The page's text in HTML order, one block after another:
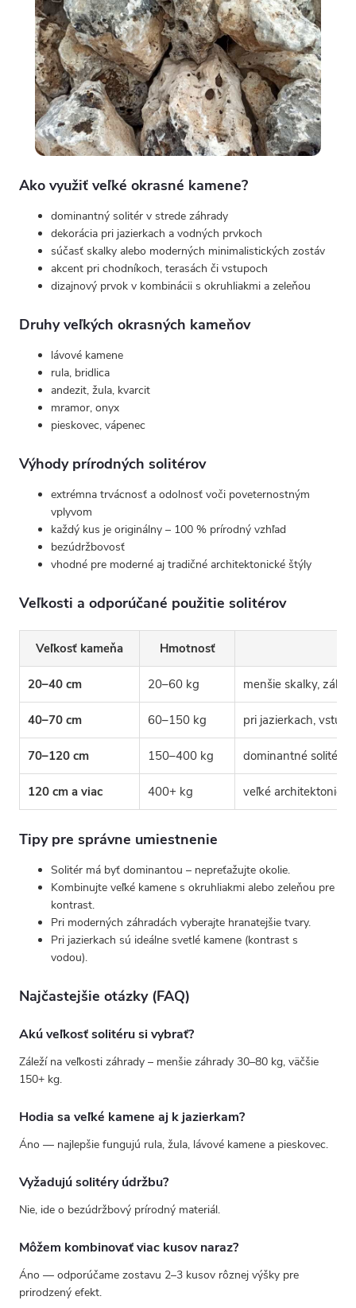
Ako využiť veľké okrasné kamene?
dominantný solitér v strede záhrady
dekorácia pri jazierkach a vodných prvkoch
súčasť skalky alebo moderných minimalistických zostáv
akcent pri chodníkoch, terasách či vstupoch
dizajnový prvok v kombinácii s okruhliakmi a zeleňou
Druhy veľkých okrasných kameňov
lávové kamene
rula, bridlica
andezit, žula, kvarcit
mramor, onyx
pieskovec, vápenec
Výhody prírodných solitérov
extrémna trvácnosť a odolnosť voči poveternostným
vplyvom
každý kus je originálny – 100 % prírodný vzhľad
bezúdržbovosť
vhodné pre moderné aj tradičné architektonické štýly
Veľkosti a odporúčané použitie solitérov
Veľkosť kameňa Hmotnosť
20–40 cm 20–60 kg menšie skalky,
40–70 cm 60–150 kg pri jazierkach,
70–120 cm 150–400 kg dominantné solitéry,
120 cm a viac 400+ kg veľké
Tipy pre správne umiestnenie
Solitér má byť dominantou – nepreťažujte okolie.
Kombinujte veľké kamene s okruhliakmi alebo zeleňou pre
kontrast.
Pri moderných záhradách vyberajte hranatejšie tvary.
Pri jazierkach sú ideálne svetlé kamene (kontrast s
vodou).
Najčastejšie otázky (FAQ)
Akú veľkosť solitéru si vybrať?
Záleží na veľkosti záhrady – menšie záhrady 30–80 kg, väčšie
150+ kg.
Hodia sa veľké kamene aj k jazierkam?
Áno — najlepšie fungujú rula, žula, lávové kamene a pieskovec.
Vyžadujú solitéry údržbu?
Nie, ide o bezúdržbový prírodný materiál.
Môžem kombinovať viac kusov naraz?
Áno — odporúčame zostavu 2–3 kusov rôznej výšky pre
prirodzený efekt.